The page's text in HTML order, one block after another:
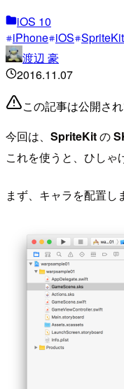
iOS 10
iPhone iOS SpriteKit
渡辺 豪
2016.11.07
この記事は公開さ
今回は、 SpriteKitの
これを使うと、ひしゃ
まず、キャラを配置し